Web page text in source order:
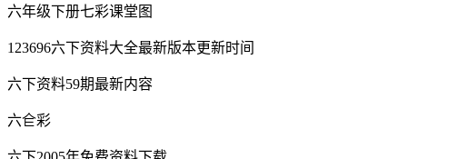
六年级下册七彩课堂图
123696六下资料大全最新版本更新时间
六下资料59期最新内容
六仺彩